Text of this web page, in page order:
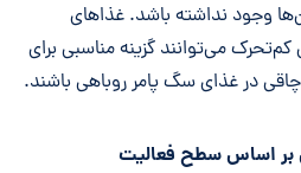
وجود نداشته باشد. غذاهای
می‌توانند گزینه مناسبی برای
در غذای سگ پامر روباهی باشند.